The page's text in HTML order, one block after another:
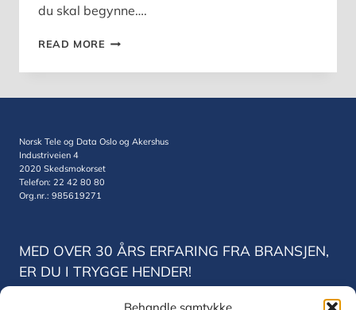
du skal begynne….
READ MORE CHROME
OPP
Norsk Tele og Data Oslo og Akershus
Industriveien 4
2020 Skedsmokorset
Telefon: 22 42 80 80
Org.nr.: 985619271
MED OVER 30 ÅRS ERFARING FRA BRANSJEN,
ER DU I TRYGGE HENDER!